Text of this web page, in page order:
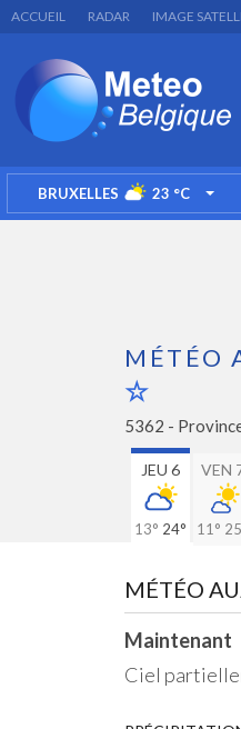
ACCUEIL RADAR IMAGE
BRUXELLES 23 °C
MÉTÉO
5362 -
JEU 6
13° 24°
VEN
11°
MÉTÉO
Maintenant
Ciel